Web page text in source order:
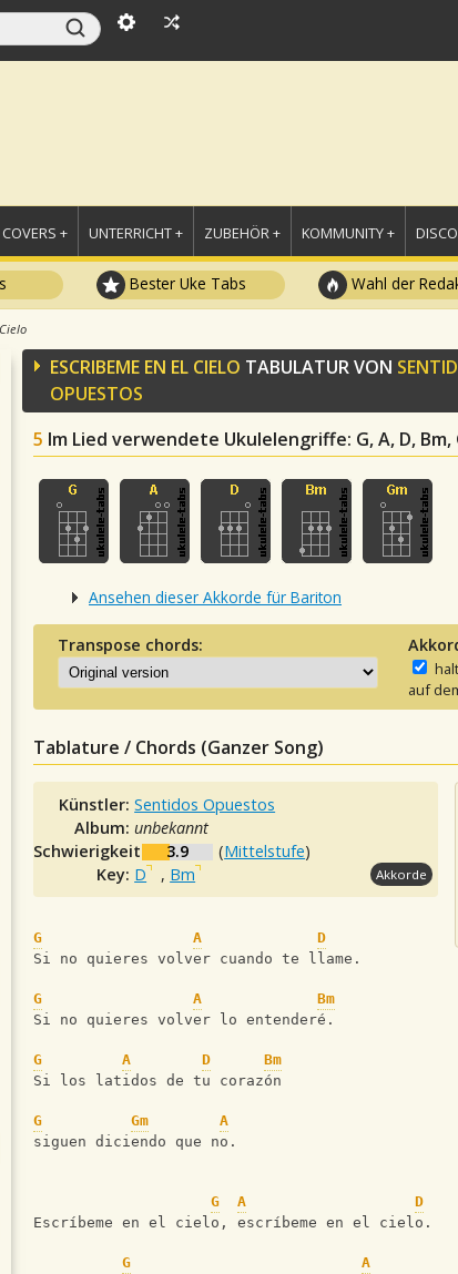
COVERS + UNTERRICHT + ZUBEHÖR + KOMMUNITY +
Bester Uke Tabs Wahl der
ESCRIBEME EN EL CIELO TABULATUR VON
OPUESTOS
5 Im Lied verwendete Ukulelengriffe: G, A, D, Bm,
Ansehen dieser Akkorde für Bariton
Transpose chords:
auf
Tablature / Chords (Ganzer Song)
Künstler:Sentidos Opuestos
Album:unbekannt
Schwierigkeit:
3.9 (Mittelstufe)
Key: D , Bm Akkorde
G A
D
Si no quieres volver cuando te llame.
G A
Bm
Si no quieres volver lo entenderé.
G A D
Bm
Si los latidos de tu corazón
G Gm
A
siguen diciendo que no.
G A
D
Escríbeme en el cielo, escríbeme en el cielo.
G
A